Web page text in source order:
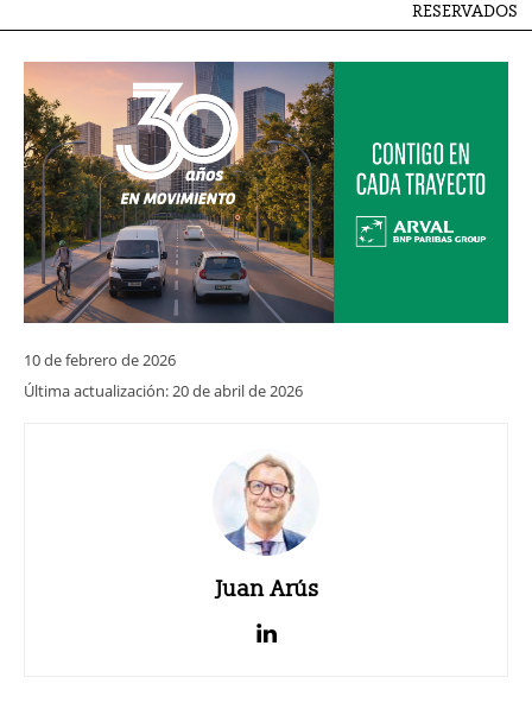
RESERVADOS
10 de febrero de 2026
Última actualización:20 de abril de 2026
Juan Arús